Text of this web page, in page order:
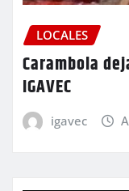
LOCALES
Carambola
IGAVEC
igavec